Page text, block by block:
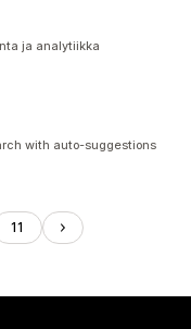
ja analytiikka
with auto-suggestions
11